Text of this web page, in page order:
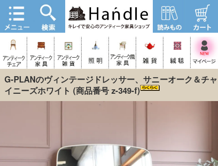
G-PLANのヴィンテージドレッサー、サニーオーク＆チャ
イニーズホワイト (商品番号 z-349-f)